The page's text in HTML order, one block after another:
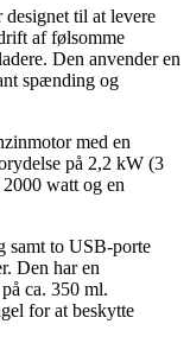
designet til at levere
af følsomme
Den anvender en
spænding og
med en
på 2,2 kW (3
watt og en
samt to USB-porte
Den har en
ca. 350 ml.
for at beskytte